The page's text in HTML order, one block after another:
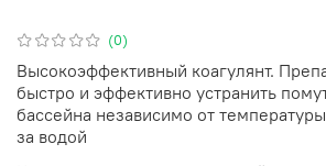
(0)
Высокоэффективный коагулянт.
быстро и эффективно устранить
бассейна независимо от
за водой